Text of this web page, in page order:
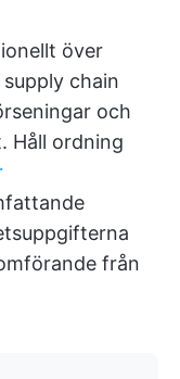
över
chain
och
Håll ordning
från